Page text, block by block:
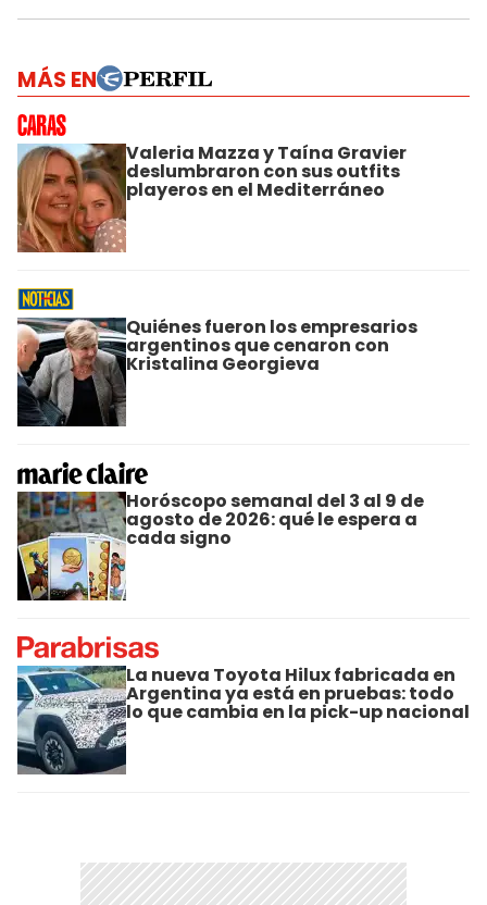
MÁS EN
Valeria Mazza y Taína Gravier
deslumbraron con sus outfits
playeros en el Mediterráneo
Quiénes fueron los empresarios
argentinos que cenaron con
Kristalina Georgieva
Horóscopo semanal del 3 al 9 de
agosto de 2026: qué le espera a
cada signo
La nueva Toyota Hilux fabricada en
Argentina ya está en pruebas: todo
lo que cambia en la pick-up nacional